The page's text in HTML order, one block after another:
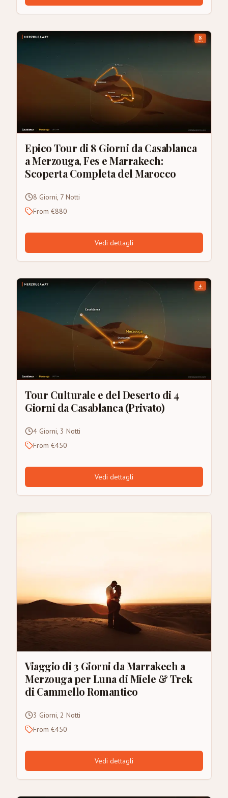
Epico Tour di 8 Giorni da Casablanca
a Merzouga, Fes e Marrakech:
Scoperta Completa del Marocco
8 Giorni, 7 Notti
From €880
Vedi dettagli
Tour Culturale e del Deserto di 4
Giorni da Casablanca (Privato)
4 Giorni, 3 Notti
From €450
Vedi dettagli
Viaggio di 3 Giorni da Marrakech a
Merzouga per Luna di Miele & Trek
di Cammello Romantico
3 Giorni, 2 Notti
From €450
Vedi dettagli